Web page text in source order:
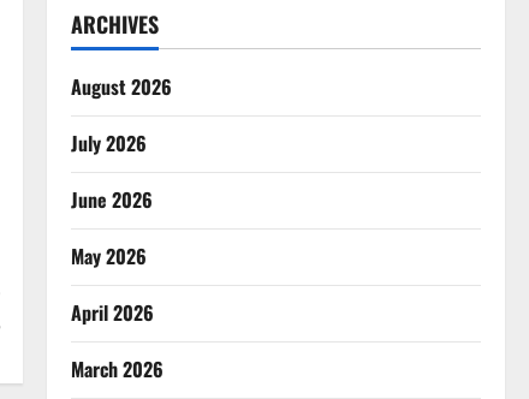
ARCHIVES
August 2026
July 2026
June 2026
May 2026
April 2026
March 2026